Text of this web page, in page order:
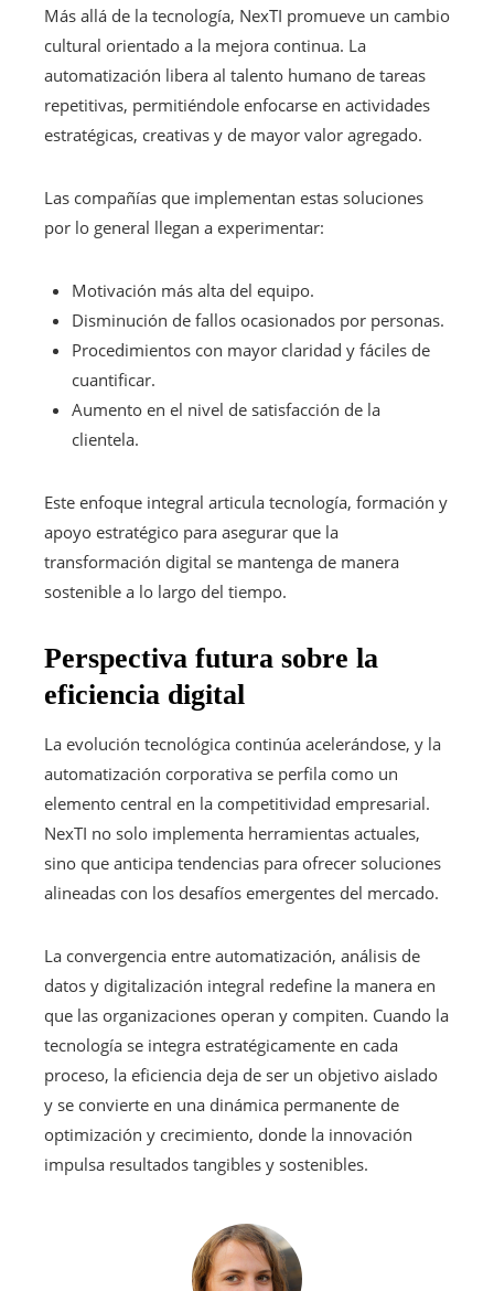
Más allá de la tecnología, NexTI promueve un cambio
cultural orientado a la mejora continua. La
automatización libera al talento humano de tareas
repetitivas, permitiéndole enfocarse en actividades
estratégicas, creativas y de mayor valor agregado.
Las compañías que implementan estas soluciones
por lo general llegan a experimentar:
Motivación más alta del equipo.
Disminución de fallos ocasionados por personas.
Procedimientos con mayor claridad y fáciles de
cuantificar.
Aumento en el nivel de satisfacción de la
clientela.
Este enfoque integral articula tecnología, formación y
apoyo estratégico para asegurar que la
transformación digital se mantenga de manera
sostenible a lo largo del tiempo.
Perspectiva futura sobre la
eficiencia digital
La evolución tecnológica continúa acelerándose, y la
automatización corporativa se perfila como un
elemento central en la competitividad empresarial.
NexTI no solo implementa herramientas actuales,
sino que anticipa tendencias para ofrecer soluciones
alineadas con los desafíos emergentes del mercado.
La convergencia entre automatización, análisis de
datos y digitalización integral redefine la manera en
que las organizaciones operan y compiten. Cuando la
tecnología se integra estratégicamente en cada
proceso, la eficiencia deja de ser un objetivo aislado
y se convierte en una dinámica permanente de
optimización y crecimiento, donde la innovación
impulsa resultados tangibles y sostenibles.